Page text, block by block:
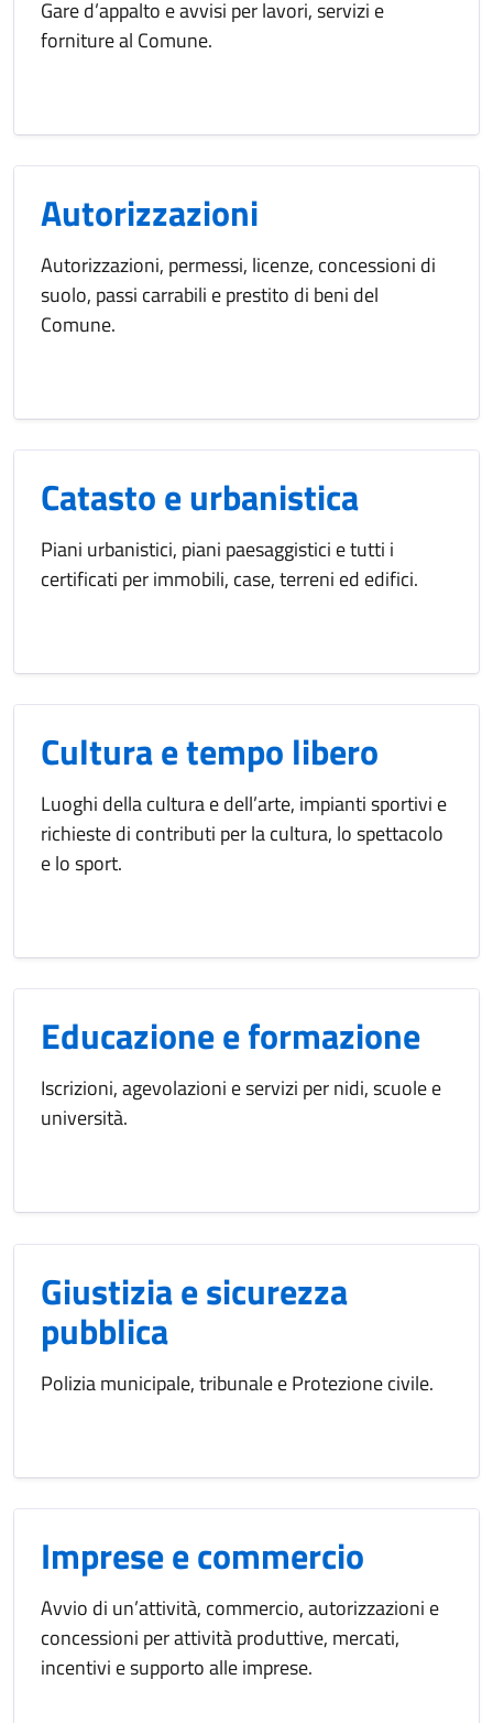
Gare d’appalto e avvisi per lavori, servizi e
forniture al Comune.
Autorizzazioni
Autorizzazioni, permessi, licenze, concessioni di
suolo, passi carrabili e prestito di beni del
Comune.
Catasto e urbanistica
Piani urbanistici, piani paesaggistici e tutti i
certificati per immobili, case, terreni ed edifici.
Cultura e tempo libero
Luoghi della cultura e dell’arte, impianti sportivi e
richieste di contributi per la cultura, lo spettacolo
e lo sport.
Educazione e formazione
Iscrizioni, agevolazioni e servizi per nidi, scuole e
università.
Giustizia e sicurezza
pubblica
Polizia municipale, tribunale e Protezione civile.
Imprese e commercio
Avvio di un’attività, commercio, autorizzazioni e
concessioni per attività produttive, mercati,
incentivi e supporto alle imprese.